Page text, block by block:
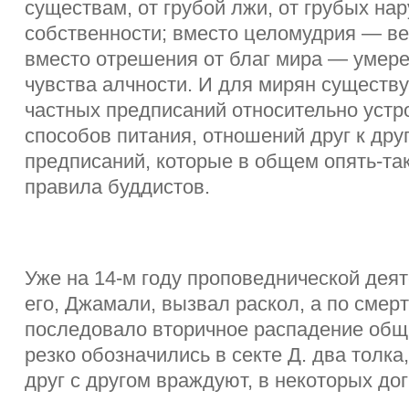
существам, от грубой лжи, от грубых
собственности; вместо целомудрия —
вместо отрешения от благ мира —
чувства алчности. И для мирян
частных предписаний относительно
способов питания, отношений друг к
предписаний, которые в общем опять-
правила буддистов.
Уже на 14-м году проповеднической
его, Джамали, вызвал раскол, а по
последовало вторичное распадение
резко обозначились в секте Д. два
друг с другом враждуют, в некоторых